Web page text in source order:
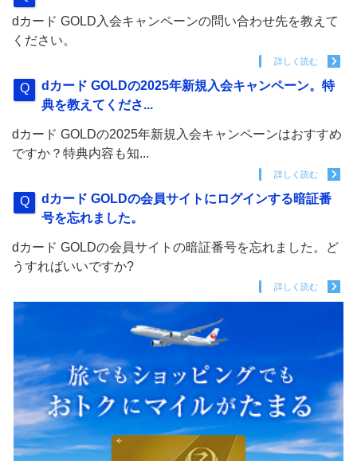
dカード GOLD入会キャンペーンの問い合わせ先を教えて
ください。
詳しく読む
dカード GOLDの2025年新規入会キャンペーン。特
典を教えてくださ...
dカード GOLDの2025年新規入会キャンペーンはおすすめ
ですか？特典内容も知...
詳しく読む
dカード GOLDの会員サイトにログインする暗証番
号を忘れました。
dカード GOLDの会員サイトの暗証番号を忘れました。ど
うすればいいですか?
詳しく読む